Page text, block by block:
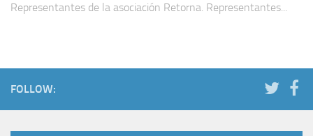
Representantes de la asociación Retorna. Representantes...
FOLLOW: